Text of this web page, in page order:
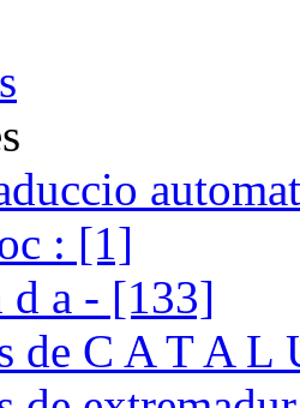
: [1]
d a - [133]
de C A T A L